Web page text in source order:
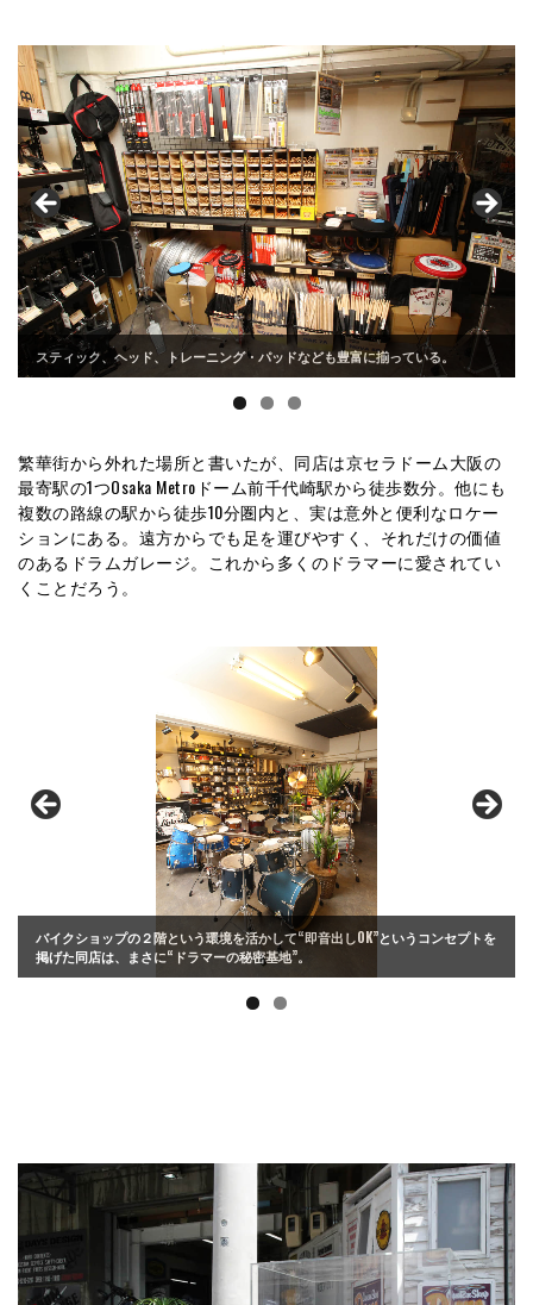
スティック、ヘッド、トレーニング・パッドなども豊富に揃っている。
繁華街から外れた場所と書いたが、同店は京セラドーム大阪の
最寄駅の1つOsaka Metroドーム前千代崎駅から徒歩数分。他にも
複数の路線の駅から徒歩10分圏内と、実は意外と便利なロケー
ションにある。遠方からでも足を運びやすく、それだけの価値
のあるドラムガレージ。これから多くのドラマーに愛されてい
くことだろう。
バイクショップの２階という環境を活かして“即音出しOK”というコンセプトを
掲げた同店は、まさに“ドラマーの秘密基地”。